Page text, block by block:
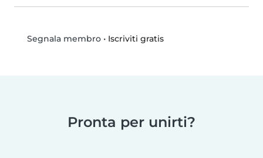
Segnala membro• Iscriviti gratis
Pronta per unirti?